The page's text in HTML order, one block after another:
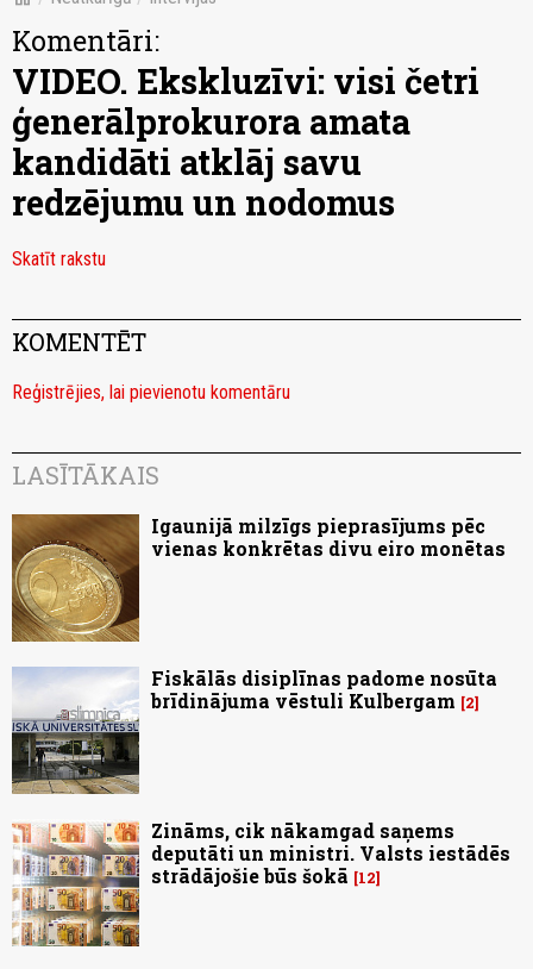
Komentāri:
VIDEO. Ekskluzīvi: visi četri
ģenerālprokurora amata
kandidāti atklāj savu
redzējumu un nodomus
Skatīt rakstu
KOMENTĒT
Reģistrējies, lai pievienotu komentāru
LASĪTĀKAIS
Igaunijā milzīgs pieprasījums pēc
vienas konkrētas divu eiro monētas
Fiskālās disiplīnas padome nosūta
brīdinājuma vēstuli Kulbergam
2
Zināms, cik nākamgad saņems
deputāti un ministri. Valsts iestādēs
strādājošie būs šokā
12